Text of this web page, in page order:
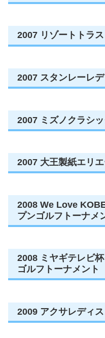
2007 リゾートトラ
2007 スタンレーレ
2007 ミズノクラシッ
2007 大王製紙エリ
2008 We Love
プンゴルフトーナメ
2008 ミヤギテレビ
ゴルフトーナメント
2009 アクサレディ